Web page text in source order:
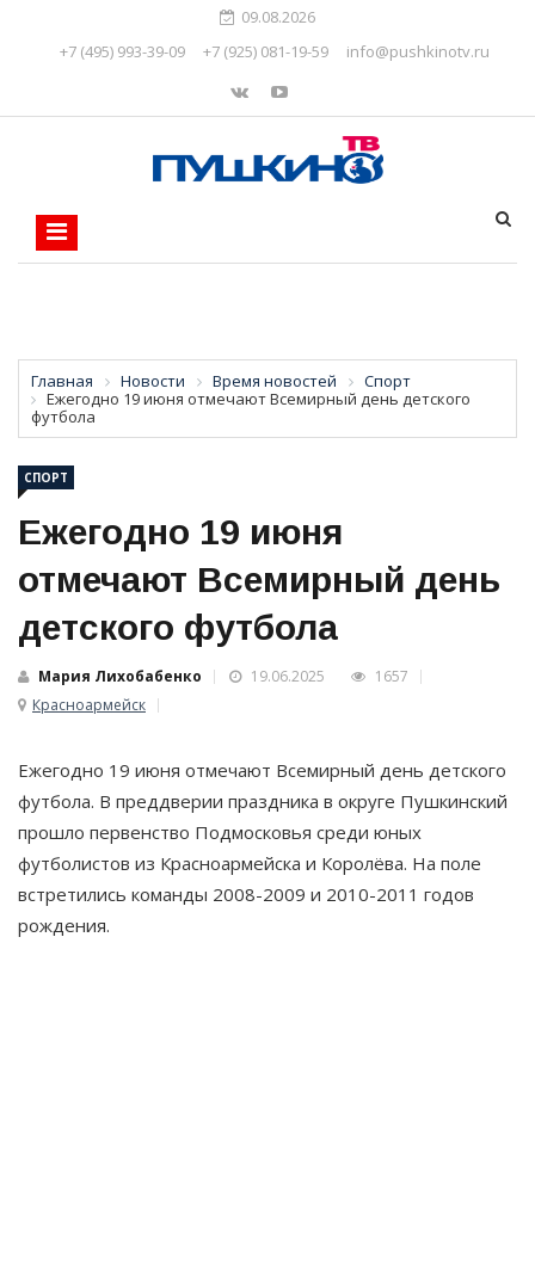
09.08.2026
+7 (495) 993-39-09
+7 (925) 081-19-59 info@pushkinotv.ru
Главная Новости Время новостей
Спорт
Ежегодно 19 июня отмечают Всемирный день детского
футбола
СПОРТ
Ежегодно 19 июня
отмечают Всемирный день
детского футбола
Мария Лихобабенко 19.06.2025
1657
Красноармейск
Ежегодно 19 июня отмечают Всемирный день детского
футбола. В преддверии праздника в округе Пушкинский
прошло первенство Подмосковья среди юных
футболистов из Красноармейска и Королёва. На поле
встретились команды 2008-2009 и 2010-2011 годов
рождения.